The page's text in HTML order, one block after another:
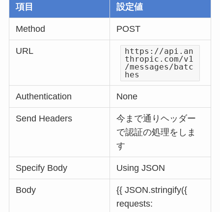
項目 設定値
Method POST
URL
https://api.an
thropic.com/v1
/messages/batc
hes
Authentication None
Send Headers
今まで通りヘッダー
で認証の処理をしま
す
Specify Body Using JSON
Body
{{ JSON.stringify({
requests: